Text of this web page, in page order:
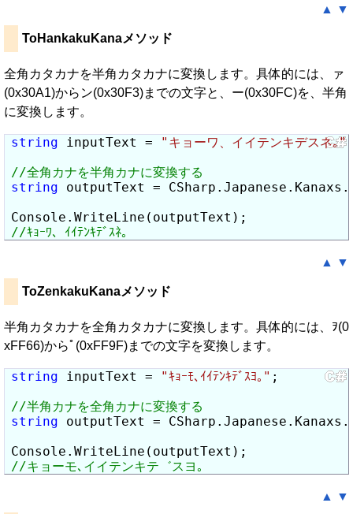
▲ ▼
ToHankakuKanaメソッド
全角カタカナを半角カタカナに変換します。具体的には、ァ
(0x30A1)からン(0x30F3)までの文字と、ー(0x30FC)を、半角
に変換します。
string inputText = "キョーワ、イイテンキデスネ｡"
string outputText =
▲ ▼
ToZenkakuKanaメソッド
半角カタカナを全角カタカナに変換します。具体的には、ｦ(0
xFF66)からﾟ(0xFF9F)までの文字を変換します。
string inputText = "ｷｮｰﾓ､ｲｲﾃﾝｷﾃﾞｽﾖ｡" ;
string outputText =
▲ ▼